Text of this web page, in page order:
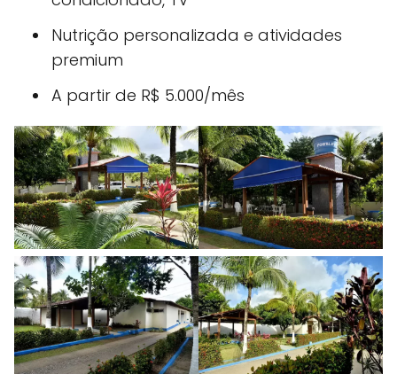
Nutrição personalizada e atividades
premium
A partir de R$ 5.000/mês